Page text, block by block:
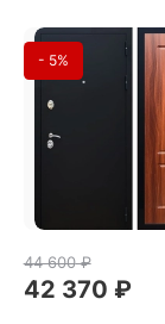
- 5%
44 600 ₽
42 370 ₽